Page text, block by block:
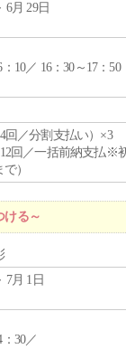
6月 29日
：10／ 16：30～17：50
回／分割支払い）×3
12回／一括前納支払※
）
ける～
7月 1日
：30／